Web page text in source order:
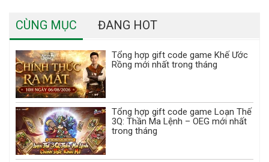
CÙNG MỤC ĐANG HOT
Tổng hợp gift code game Khế Ước
Rồng mới nhất trong tháng
Tổng hợp gift code game Loạn Thế
3Q: Thần Ma Lệnh – OEG mới nhất
trong tháng